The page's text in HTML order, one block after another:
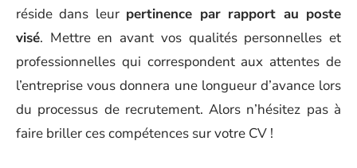
réside dans leur pertinence par rapport au poste
visé. Mettre en avant vos qualités personnelles et
professionnelles qui correspondent aux attentes de
l’entreprise vous donnera une longueur d’avance lors
du processus de recrutement. Alors n’hésitez pas à
faire briller ces compétences sur votre CV !